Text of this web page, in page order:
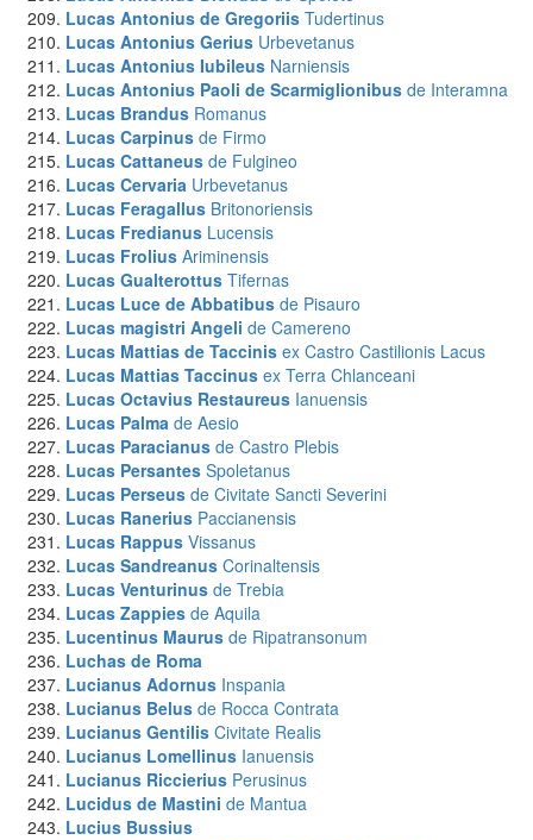
Lucas Antonius de Gregoriis Tudertinus
Lucas Antonius Gerius Urbevetanus
Lucas Antonius Iubileus Narniensis
Lucas Antonius Paoli de Scarmiglionibus de Interamna
Lucas Brandus Romanus
Lucas Carpinus de Firmo
Lucas Cattaneus de Fulgineo
Lucas Cervaria Urbevetanus
Lucas Feragallus Britonoriensis
Lucas Fredianus Lucensis
Lucas Frolius Ariminensis
Lucas Gualterottus Tifernas
Lucas Luce de Abbatibus de Pisauro
Lucas magistri Angeli de Camereno
Lucas Mattias de Taccinis ex Castro Castilionis Lacus
Lucas Mattias Taccinus ex Terra Chlanceani
Lucas Octavius Restaureus Ianuensis
Lucas Palma de Aesio
Lucas Paracianus de Castro Plebis
Lucas Persantes Spoletanus
Lucas Perseus de Civitate Sancti Severini
Lucas Ranerius Paccianensis
Lucas Rappus Vissanus
Lucas Sandreanus Corinaltensis
Lucas Venturinus de Trebia
Lucas Zappies de Aquila
Lucentinus Maurus de Ripatransonum
Luchas de Roma
Lucianus Adornus Inspania
Lucianus Belus de Rocca Contrata
Lucianus Gentilis Civitate Realis
Lucianus Lomellinus Ianuensis
Lucianus Riccierius Perusinus
Lucidus de Mastini de Mantua
Lucius Bussius